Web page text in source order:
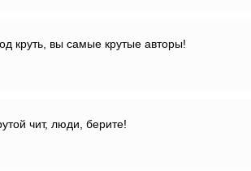
круть, вы самые крутые авторы!
чит, люди, берите!